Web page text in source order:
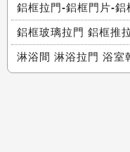
鋁框拉門-鋁框門片-鋁
鋁框玻璃拉門 鋁框推
淋浴間 淋浴拉門 浴室